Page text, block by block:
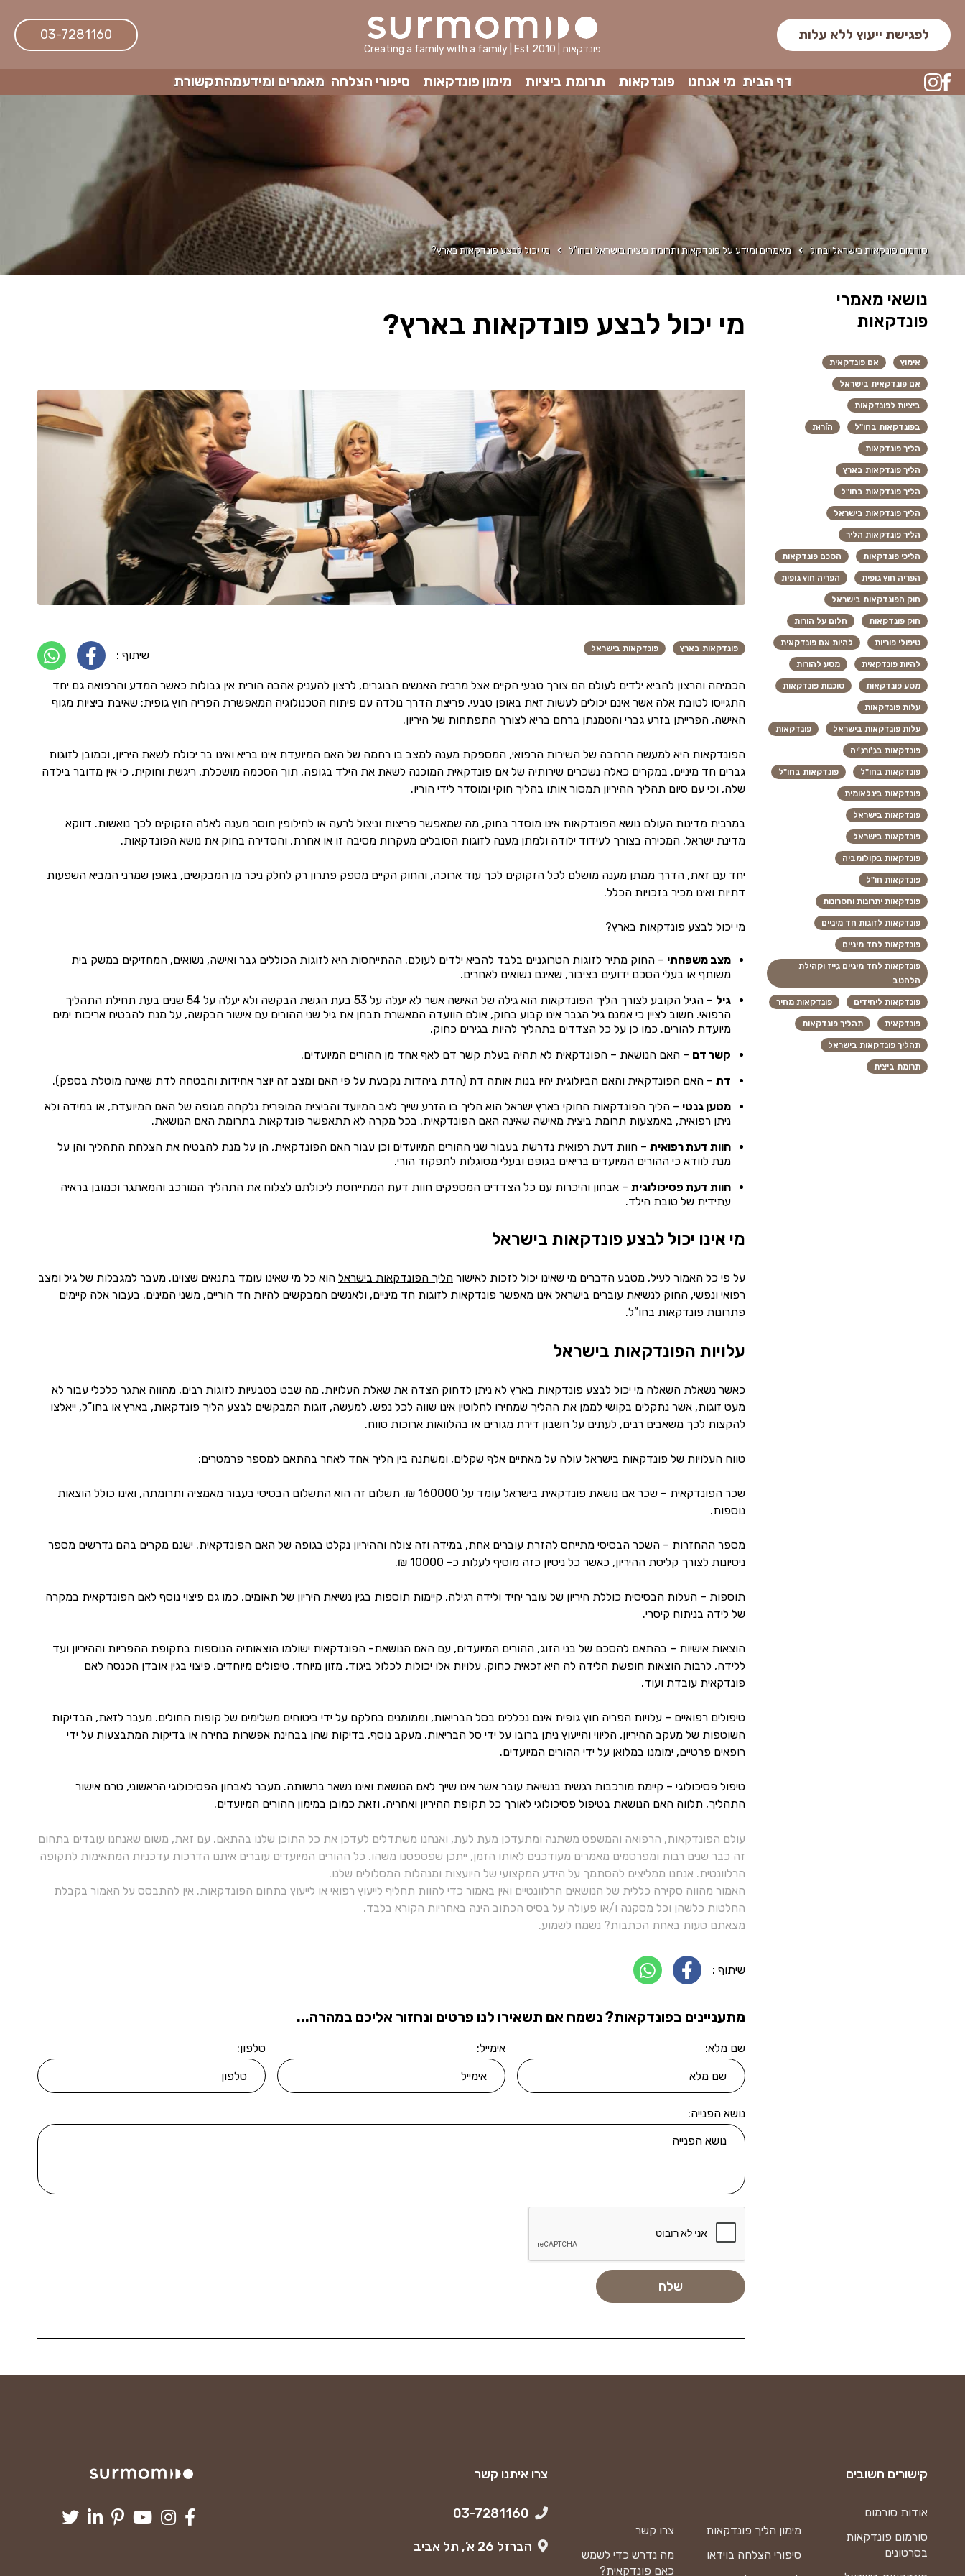
לפגישת ייעוץ ללא עלות
Creating a family with a family | Est 2010 | פונדקאות
03-7281160
דף הבית מי אנחנו פונדקאות תרומת ביציות מימון פונדקאות סיפורי הצלחה מאמרים ומידעמהתקשורת
סורמום פונקאות בישראל ובחול מאמרים ומידע על פונדקאות ותרומת ביצית בישראל ובחו"ל מי יכול לבצע פונדקאות בארץ?
מי יכול לבצע פונדקאות בארץ?
פונדקאות בארץ‎ פונדקאות בישראל שיתוף :
הכמיהה והרצון להביא ילדים לעולם הם צורך טבעי הקיים אצל מרבית האנשים הבוגרים, לרצון להעניק אהבה הורית אין גבולות כאשר המדע והרפואה גם יחד
התגייסו לטובת אלה אשר אינם יכולים לעשות זאת באופן טבעי. פריצת הדרך נולדה עם פיתוח הטכנולוגיה המאפשרת הפריה חוץ גופית: שאיבת ביציות מגוף
האישה, הפרייתן בזרע גברי והטמנתן ברחם בריא לצורך התפתחות של היריון.
הפונדקאות היא למעשה הרחבה של השירות הרפואי, המספקת מענה למצב בו רחמה של האם המיועדת אינו בריא ואינו בר יכולת לשאת היריון, וכמובן לזוגות
גברים חד מיניים. במקרים כאלה נשכרים שירותיה של אם פונדקאית המוכנה לשאת את הילד בגופה, תוך הסכמה מושכלת, ריגשת וחוקית, כי אין מדובר בילדה
שלה, וכי עם סיום תהליך ההיריון תמסור אותו בהליך חוקי ומוסדר לידי הוריו.
במרבית מדינות העולם נושא הפונדקאות אינו מוסדר בחוק, מה שמאפשר פריצות וניצול לרעה או לחילופין חוסר מענה לאלה הזקוקים לכך נואשות. דווקא
מדינת ישראל, המכירה בצורך לעידוד ילודה ולמתן מענה לזוגות הסובלים מעקרות מסיבה זו או אחרת, והסדירה בחוק את נושא הפונדקאות.
יחד עם זאת, הדרך ממתן מענה מושלם לכל הזקוקים לכך עוד ארוכה, והחוק הקיים מספק פתרון רק לחלק ניכר מן המבקשים, באופן שמרני המביא השפעות
דתיות ואינו מכיר בזכויות הכלל.
מי יכול לבצע פונדקאות בארץ?
מצב משפחתי – החוק מתיר לזוגות הטרוגניים בלבד להביא ילדים לעולם. ההתייחסות היא לזוגות הכוללים גבר ואישה, נשואים, המחזיקים במשק בית
משותף או בעלי הסכם ידועים בציבור, שאינם נשואים לאחרים.
גיל
– הגיל הקובע לצורך הליך הפונדקאות הוא גילה של האישה אשר לא יעלה על 53 בעת הגשת הבקשה ולא יעלה על 54 שנים בעת תחילת התהליך
הרפואי. חשוב לציין כי אמנם גיל הגבר אינו קבוע בחוק, אולם הוועדה המאשרת תבחן את גיל שני ההורים עם אישור הבקשה, על מנת להבטיח אריכות ימים
מיועדת להורים. כמו כן על כל הצדדים בתהליך להיות בגירים כחוק.
קשר דם – האם הנושאת – הפונדקאית לא תהיה בעלת קשר דם לאף אחד מן ההורים המיועדים.
דת – האם הפונדקאית והאם הביולוגית יהיו בנות אותה דת (הדת ביהדות נקבעת על פי האם ומצב זה יוצר אחידות והבטחה לדת שאינה מוטלת בספק).
מטען גנטי – הליך הפונדקאות החוקי בארץ ישראל הוא הליך בו הזרע שייך לאב המיועד והביצית המופרית נלקחה מגופה של האם המיועדת, או במידה ולא
ניתן רפואית, באמצעות תרומת ביצית מאישה שאינה האם הפונדקאית. בכל מקרה לא תתאפשר פונדקאות בתרומת האם הנושאת.
חוות דעת רפואית – חוות דעת רפואית נדרשת בעבור שני ההורים המיועדים וכן עבור האם הפונדקאית, הן על מנת להבטיח את הצלחת התהליך והן על
מנת לוודא כי ההורים המיועדים בריאים בגופם ובעלי מסוגלות לתפקוד הורי.
חוות דעת פסיכולוגית – אבחון והיכרות עם כל הצדדים המספקים חוות דעת המתייחסת ליכולתם לצלוח את התהליך המורכב והמאתגר וכמובן בראיה
עתידית של טובת הילד.
מי אינו יכול לבצע פונדקאות בישראל
על פי כל האמור לעיל, מטבע הדברים מי שאינו יכול לזכות לאישור הליך הפונדקאות בישראל הוא כל מי שאינו עומד בתנאים שצוינו. מעבר למגבלות של גיל ומצב
רפואי ונפשי, החוק לנשיאת עוברים בישראל אינו מאפשר פונדקאות לזוגות חד מיניים, ולאנשים המבקשים להיות חד הוריים, משני המינים. בעבור אלה קיימים
פתרונות פונדקאות בחו”ל.
עלויות הפונדקאות בישראל
כאשר נשאלת השאלה מי יכול לבצע פונדקאות בארץ לא ניתן לדחוק הצדה את שאלת העלויות. מה שבט בטבעיות לזוגות רבים, מהווה אתגר כלכלי עבור לא
מעט זוגות, אשר נתקלים בקושי לממן את ההליך שמחירו לחלוטין אינו שווה לכל נפש. למעשה, זוגות המבקשים לבצע הליך פונדקאות, בארץ או בחו”ל, ייאלצו
להקצות לכך משאבים רבים, לעתים על חשבון דירת מגורים או בהלוואות ארוכות טווח.
טווח העלויות של פונדקאות בישראל עולה על מאתיים אלף שקלים, ומשתנה בין הליך אחד לאחר בהתאם למספר פרמטרים:
שכר הפונדקאית – שכר אם נושאת פונדקאית בישראל עומד על 160000 ₪. תשלום זה הוא התשלום הבסיסי בעבור מאמציה ותרומתה, ואינו כולל הוצאות
נוספות.
מספר ההחזרות – השכר הבסיסי מתייחס להזרת עוברים אחת, במידה וזה צולח וההיריון נקלט בגופה של האם הפונדקאית. ישנם מקרים בהם נדרשים מספר
ניסיונות לצורך קליטת ההיריון, כאשר כל ניסיון כזה מוסיף לעלות כ- 10000 ₪.
תוספות – העלות הבסיסית כוללת היריון של עובר יחיד ולידה רגילה. קיימות תוספות בגין נשיאת היריון של תאומים, כמו גם פיצוי נוסף לאם הפונדקאית במקרה
של לידה בניתוח קיסרי.
הוצאות אישיות – בהתאם להסכם של בני הזוג, ההורים המיועדים, עם האם הנושאת- הפונדקאית ישולמו הוצאותיה הנוספות בתקופת ההפריות וההיריון ועד
ללידה, לרבות הוצאות חופשת הלידה לה היא זכאית כחוק. עלויות אלו יכולות לכלול ביגוד, מזון מיוחד, טיפולים מיוחדים, פיצוי בגין אובדן הכנסה לאם
פונדקאית עובדת ועוד.
טיפולים רפואיים – עלויות הפריה חוץ גופית אינם נכללים בסל הבריאות, וממומנים בחלקם על ידי ביטוחים משלימים של קופות החולים. מעבר לזאת, הבדיקות
השוטפות של מעקב ההיריון, הליווי והייעוץ ניתן ברובו על ידי סל הבריאות. מעקב נוסף, בדיקות שהן בבחינת אפשרות בחירה או בדיקות המתבצעות על ידי
רופאים פרטיים, ימומנו במלואן על ידי ההורים המיועדים.
טיפול פסיכולוגי – קיימת מורכבות רגשית בנשיאת עובר אשר אינו שייך לאם הנושאת ואינו נשאר ברשותה. מעבר לאבחון הפסיכולוגי הראשוני, טרם אישור
התהליך, תלווה האם הנושאת בטיפול פסיכולוגי לאורך כל תקופת ההיריון ואחריה, וזאת כמובן במימון ההורים המיועדים.
עולם הפונדקאות, הרפואה והמשפט משתנה ומתעדכן מעת לעת, ואנחנו משתדלים לעדכן את כל התוכן שלנו בהתאם. עם זאת, משום שאנחנו עובדים בתחום
זה כבר שנים רבות ומפרסמים מאמרים מעודכנים לאותו הזמן, ייתכן שפספסנו משהו. כל ההורים המיועדים עוברים איתנו הדרכות עדכניות המתאימות לתקופה
הרלוונטית. אנחנו ממליצים להסתמך על הידע המקצועי של היועצות ומנהלות המסלולים שלנו.
האמור מהווה סקירה כללית של הנושאים הרלוונטיים ואין באמור כדי להוות תחליף לייעוץ רפואי או לייעוץ בתחום הפונדקאות. אין להתבסס על האמור בקבלת
החלטות כלשהן וכל מסקנה ו/או פעולה על בסיס הכתוב הינה באחריות הקורא בלבד.
מצאתם טעות באחת הכתבות? נשמח לשמוע.
שיתוף :
מתעניינים בפונדקאות? נשמח אם תשאירו לנו פרטים ונחזור אליכם במהרה...
שם מלא: אימייל: טלפון:
נושא הפנייה:
נושאי מאמרי
פונדקאות
אימוץ אם פונדקאית
אם פונדקאית בישראל
ביציות לפונדקאות
בפונדקאות בחו"ל הוֹרוּת
הליך פונדקאות
הליך פונדקאות בארץ
הליך פונדקאות בחו"ל
הליך פונדקאות בישראל
הליך פונדקאות הליך
הליכי פונדקאות הסכם פונדקאות
הפריה חוץ גופית הפריה חוץ גופית
חוק הפונדקאות בישראל
חוק פונדקאות חלום על הורות
טיפולי פוריות להיות אם פונדקאית
להיות פונדקאית מסע להורות
מסע פונדקאות סוכנות פונדקאות
עלות פונדקאות
עלות פונדקאות בישראל פונדקאות
פונדקאות בג'ורג'יה
פונדקאות בחו"ל פונדקאות בחו"ל
פונדקאות בינלאומית
פונדקאות בישראל
פונדקאות בישראל
פונדקאות בקולומביה
פונדקאות חו"ל
פונדקאות יתרונות וחסרונות
פונדקאות לזוגות חד מיניים
פונדקאות לחד מיניים
פונדקאות לחד מיניים גייז וקהילת
הלהטב
פונדקאות ליחידים פונדקאות מחיר
פונדקאית תהליך פונדקאות
תהליך פונדקאות בישראל
תרומת ביצית
צרו איתנו קשר
הברזל 26 א’, תל אביב
צרו קשר
מה נדרש כדי לשמש
כאם פונדקאית?
מימון הליך פונדקאות
סיפורי הצלחה בוידאו
קישורים חשובים
אודות סורמום
סורמום פונדקאות
בסרטונים